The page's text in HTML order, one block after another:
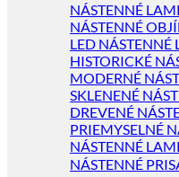
NÁSTENNÉ
NÁSTENNÉ
LED NÁSTENNÉ
HISTORICKÉ
MODERNÉ
SKLENENÉ
DREVENÉ
PRIEMYSELNÉ
NÁSTENNÉ
NÁSTENNÉ